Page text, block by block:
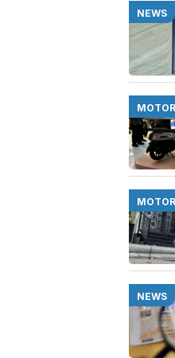
NEWS
MOTOR
MOTOR
NEWS